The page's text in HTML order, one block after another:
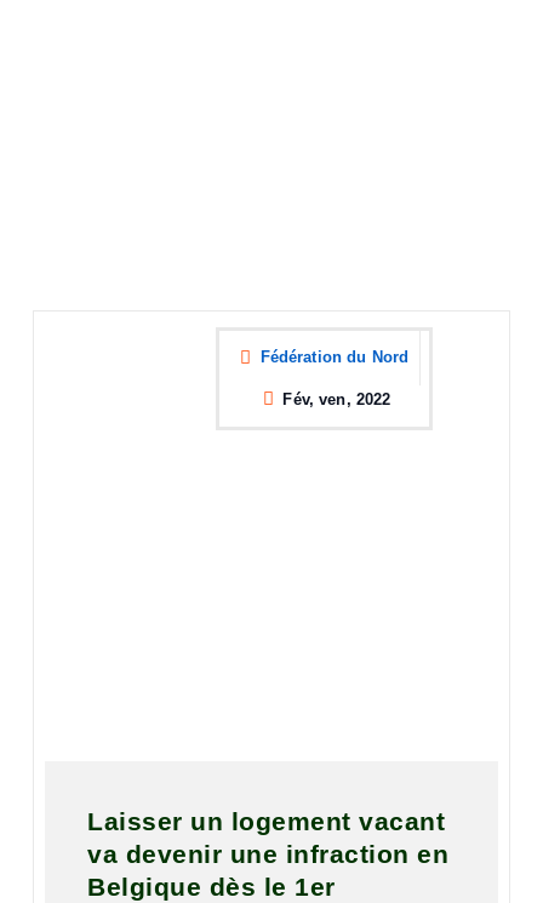
Fédération du Nord
Fév, ven, 2022
Laisser un logement vacant
va devenir une infraction en
Belgique dès le 1er